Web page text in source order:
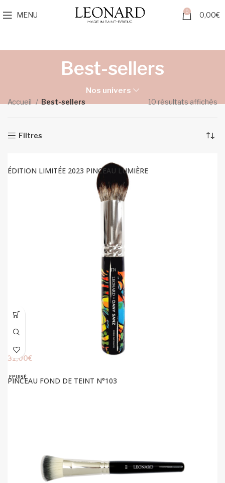
MENU 0 0,00€
Best-sellers
Nos univers
Accueil Best-sellers 10 résultats affichés
Filtres
ÉDITION LIMITÉE 2023 PINCEAU LUMIÈRE
31,00€
EPUISÉ
PINCEAU FOND DE TEINT N°103